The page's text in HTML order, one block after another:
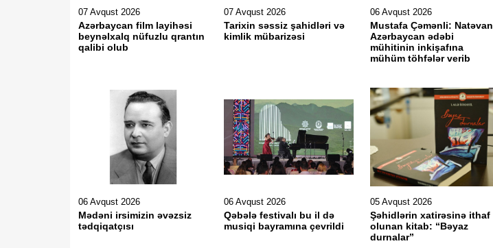
07 Avqust 2026
Azərbaycan film layihəsi
beynəlxalq nüfuzlu qrantın
qalibi olub
07 Avqust 2026
Tarixin səssiz şahidləri və
kimlik mübarizəsi
06 Avqust 2026
Mustafa Çəmənli: Natəvan
Azərbaycan ədəbi
mühitinin inkişafına
mühüm töhfələr verib
06 Avqust 2026
Mədəni irsimizin əvəzsiz
tədqiqatçısı
06 Avqust 2026
Qəbələ festivalı bu il də
musiqi bayramına çevrildi
05 Avqust 2026
Şəhidlərin xatirəsinə ithaf
olunan kitab: “Bəyaz
durnalar”